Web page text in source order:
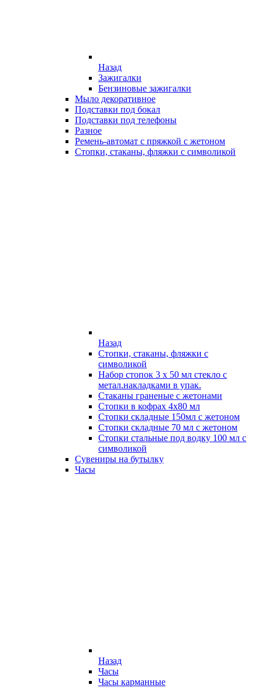
Назад
Зажигалки
Бензиновые зажигалки
Мыло декоративное
Подставки под бокал
Подставки под телефоны
Разное
Ремень-автомат с пряжкой с жетоном
Стопки, стаканы, фляжки с символикой
Назад
Стопки, стаканы, фляжки с
символикой
Набор стопок 3 х 50 мл стекло с
метал.накладками в упак.
Стаканы граненые с жетонами
Стопки в кофрах 4х80 мл
Стопки складные 150мл с жетоном
Стопки складные 70 мл с жетоном
Стопки стальные под водку 100 мл с
символикой
Сувениры на бутылку
Часы
Назад
Часы
Часы карманные